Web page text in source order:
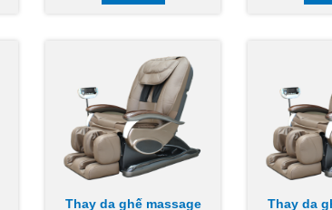
Thay da ghế massage
Thay da